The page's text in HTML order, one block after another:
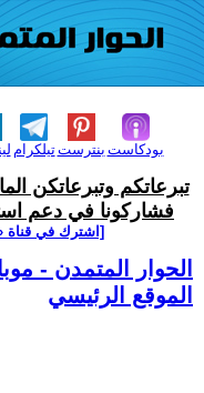
تيلكرامبنترست بودكاست
تبرعاتكم وتبرعاتكن
فشاركونا في دعم
[اشترك في قناة
الحوار المتمدن -
الموقع الرئيسي